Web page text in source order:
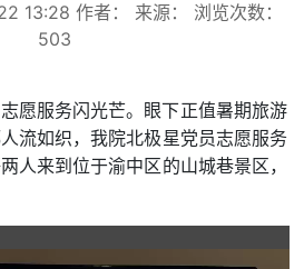
13:28 作者： 来源：
浏览次数：
503
愿服务闪光芒。眼下正值暑期旅游
流如织，我院北极星党员志愿服务
人来到位于渝中区的山城巷景区，